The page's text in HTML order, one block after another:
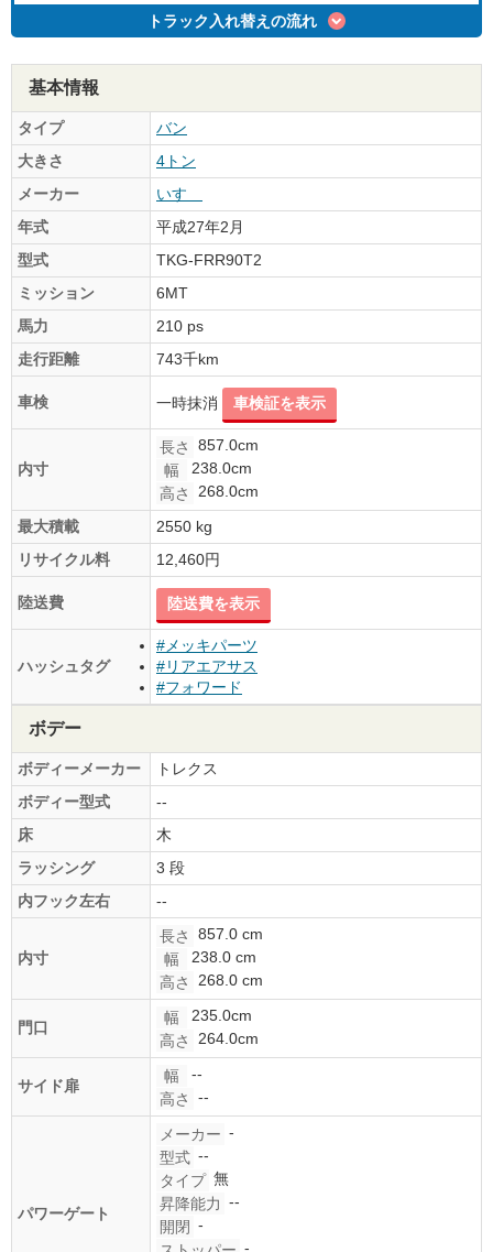
トラック入れ替えの流れ
基本情報
タイプ
バン
大きさ
4トン
メーカー
いすゞ
年式
平成27年2月
型式
TKG-FRR90T2
ミッション
6MT
馬力
210 ps
走行距離
743千km
車検 一時抹消 車検証を表示
内寸
長さ
857.0cm
幅
238.0cm
高さ
268.0cm
最大積載
2550 kg
リサイクル料
12,460円
陸送費 陸送費を表示
ハッシュタグ
#メッキパーツ
#リアエアサス
#フォワード
ボデー
ボディーメーカー
トレクス
ボディー型式
--
床
木
ラッシング
3 段
内フック左右
--
内寸
長さ
857.0 cm
幅
238.0 cm
高さ
268.0 cm
門口
幅
235.0cm
高さ
264.0cm
サイド扉
幅
--
高さ
--
パワーゲート
メーカー -
型式 --
タイプ 無
昇降能力 --
開閉 -
-